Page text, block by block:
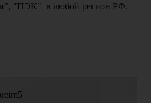
"ПЭК" в любой регион РФ.